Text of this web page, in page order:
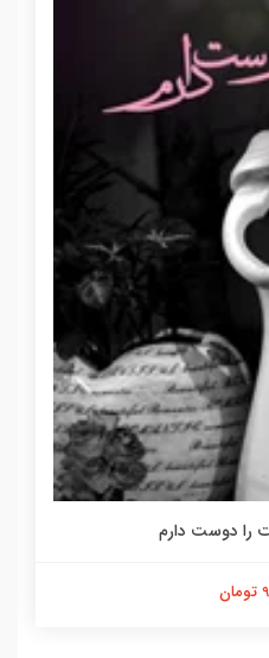
را دوست دارم